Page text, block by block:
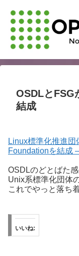
OSDLと
結成
Linux標準化推進
Foundationを結成
OSDLのどとばた
Unix系標準化団体
これでやっと落ち
いいね: